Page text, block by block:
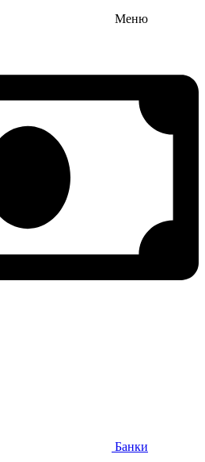
Меню
Банки